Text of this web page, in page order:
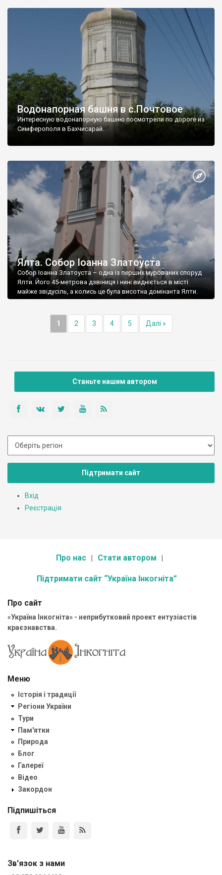
Водонапорная башня в с.Почтовое
Интересную водонапорную башню посмотрели по дороге из
Симферополя в Бахчисарай.
Ялта. Собор Іоанна Златоуста
Собор Іоанна Златоуста – одна із перших мурованих споруд
Ялти. Його 45-метрова дзвіниця і нині видніється в місті
майже звідусіль, а колись це була висотна домінанта Ялти.
1 2 3 4 5 Далі »
Станьте нашим автором
Підтримати сайт
Вхід
Реєстрація
Про нас Стати автором
Підтримати сайт “Україна Інкогніта”
Про сайт
«Україна Інкогніта» - неприбутковий проект ентузіастів
краєзнавства.
Меню
Історія і традиції
Регіони України
Тури
Пам'ятки
Природа
Блог
Галереї
Відео
Закордон
Підпишіться
Зв'язок з нами